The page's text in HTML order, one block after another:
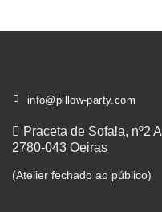
info@pillow-party.com
Praceta de Sofala, nº2 A
2780-043 Oeiras
(Atelier fechado ao público)